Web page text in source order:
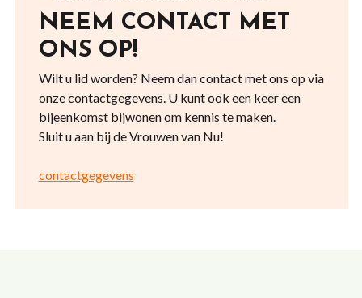
NEEM CONTACT MET
ONS OP!
Wilt u lid worden? Neem dan contact met ons op via
onze contactgegevens. U kunt ook een keer een
bijeenkomst bijwonen om kennis te maken.
Sluit u aan bij de Vrouwen van Nu!
contactgegevens